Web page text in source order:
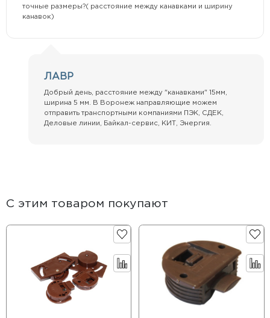
точные размеры?( расстояние между канавками и ширину
канавок)
ЛАВР
Добрый день, расстояние между "канавками" 15мм,
ширина 5 мм. В Воронеж направляющие можем
отправить транспортными компаниями ПЭК, СДЕК,
Деловые линии, Байкал-сервис, КИТ, Энергия.
С этим товаром покупают